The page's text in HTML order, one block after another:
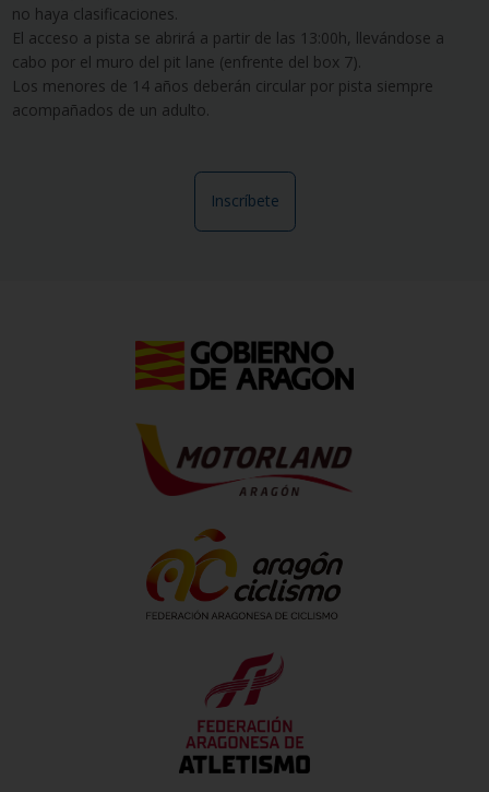
no haya clasificaciones.
El acceso a pista se abrirá a partir de las 13:00h, llevándose a
cabo por el muro del pit lane (enfrente del box 7).
Los menores de 14 años deberán circular por pista siempre
acompañados de un adulto.
Inscríbete